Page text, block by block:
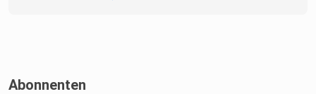
Abonnenten